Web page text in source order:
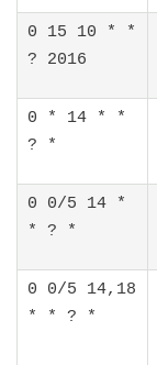
0 15 10 * *
? 2016
0 * 14 * *
? *
0 0/5 14 *
* ? *
0 0/5 14,18
* * ? *